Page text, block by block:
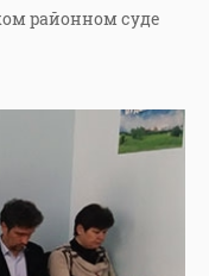
районном суде